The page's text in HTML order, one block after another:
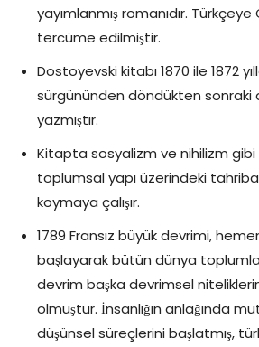
yayımlanmış romanıdır.
tercüme edilmiştir.
Dostoyevski kitabı 1870 ile 1872
sürgününden döndükten sonraki
yazmıştır.
Kitapta sosyalizm ve nihilizm gibi
toplumsal yapı üzerindeki
koymaya çalışır.
1789 Fransız büyük devrimi,
başlayarak bütün dünya
devrim başka devrimsel
olmuştur. İnsanlığın anlağında
düşünsel süreçlerini başlatmış,